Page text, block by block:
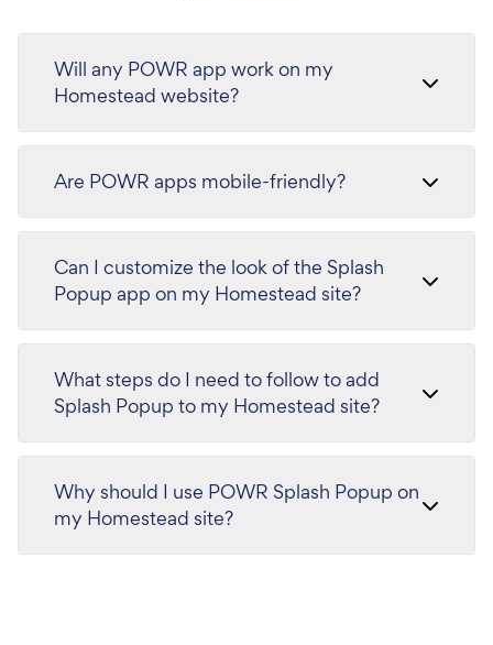
Will any POWR app work on my
Homestead website?
Are POWR apps mobile-friendly?
Can I customize the look of the Splash
Popup app on my Homestead site?
What steps do I need to follow to add
Splash Popup to my Homestead site?
Why should I use POWR Splash Popup on
my Homestead site?